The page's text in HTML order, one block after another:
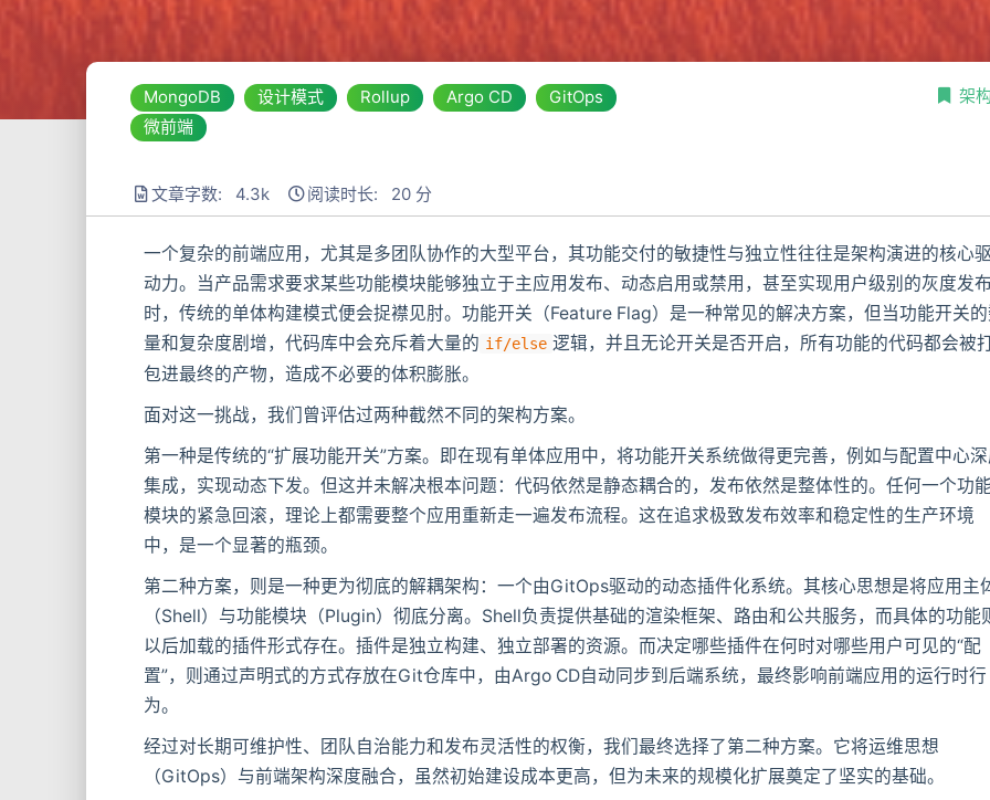
MongoDB 设计模式 Rollup Argo CD
GitOps
微前端
架
文章字数: 4.3k 阅读时长: 20 分
一个复杂的前端应用，尤其是多团队协作的大型平台，其功能交付的敏捷性与独立性往往是架构演进的核心
动力。当产品需求要求某些功能模块能够独立于主应用发布、动态启用或禁用，甚至实现用户级别的灰度发
时，传统的单体构建模式便会捉襟见肘。功能开关（Feature Flag）是一种常见的解决方案，但当功能开关
量和复杂度剧增，代码库中会充斥着大量的 if/else 逻辑，并且无论开关是否开启，所有功能的代码都会被
包进最终的产物，造成不必要的体积膨胀。
面对这一挑战，我们曾评估过两种截然不同的架构方案。
第一种是传统的“扩展功能开关”方案。即在现有单体应用中，将功能开关系统做得更完善，例如与配置中心
集成，实现动态下发。但这并未解决根本问题：代码依然是静态耦合的，发布依然是整体性的。任何一个功
模块的紧急回滚，理论上都需要整个应用重新走一遍发布流程。这在追求极致发布效率和稳定性的生产环境
中，是一个显著的瓶颈。
第二种方案，则是一种更为彻底的解耦架构：一个由GitOps驱动的动态插件化系统。其核心思想是将应用主
（Shell）与功能模块（Plugin）彻底分离。Shell负责提供基础的渲染框架、路由和公共服务，而具体的功能
以后加载的插件形式存在。插件是独立构建、独立部署的资源。而决定哪些插件在何时对哪些用户可见的“配
置”，则通过声明式的方式存放在Git仓库中，由Argo CD自动同步到后端系统，最终影响前端应用的运行时行
为。
经过对长期可维护性、团队自治能力和发布灵活性的权衡，我们最终选择了第二种方案。它将运维思想
（GitOps）与前端架构深度融合，虽然初始建设成本更高，但为未来的规模化扩展奠定了坚实的基础。